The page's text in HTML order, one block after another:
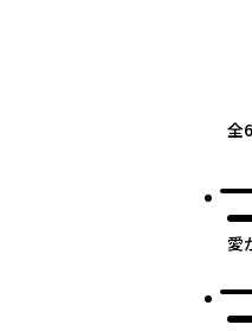
全6
愛